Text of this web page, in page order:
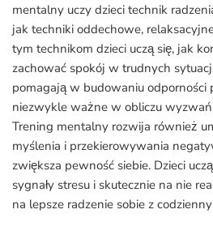
mentalny uczy dzieci technik
jak techniki oddechowe,
tym technikom dzieci uczą się, jak
zachować spokój w trudnych
pomagają w budowaniu odporności
niezwykle ważne w obliczu
Trening mentalny rozwija również
myślenia i przekierowywania
zwiększa pewność siebie. Dzieci
sygnały stresu i skutecznie na nie
na lepsze radzenie sobie z